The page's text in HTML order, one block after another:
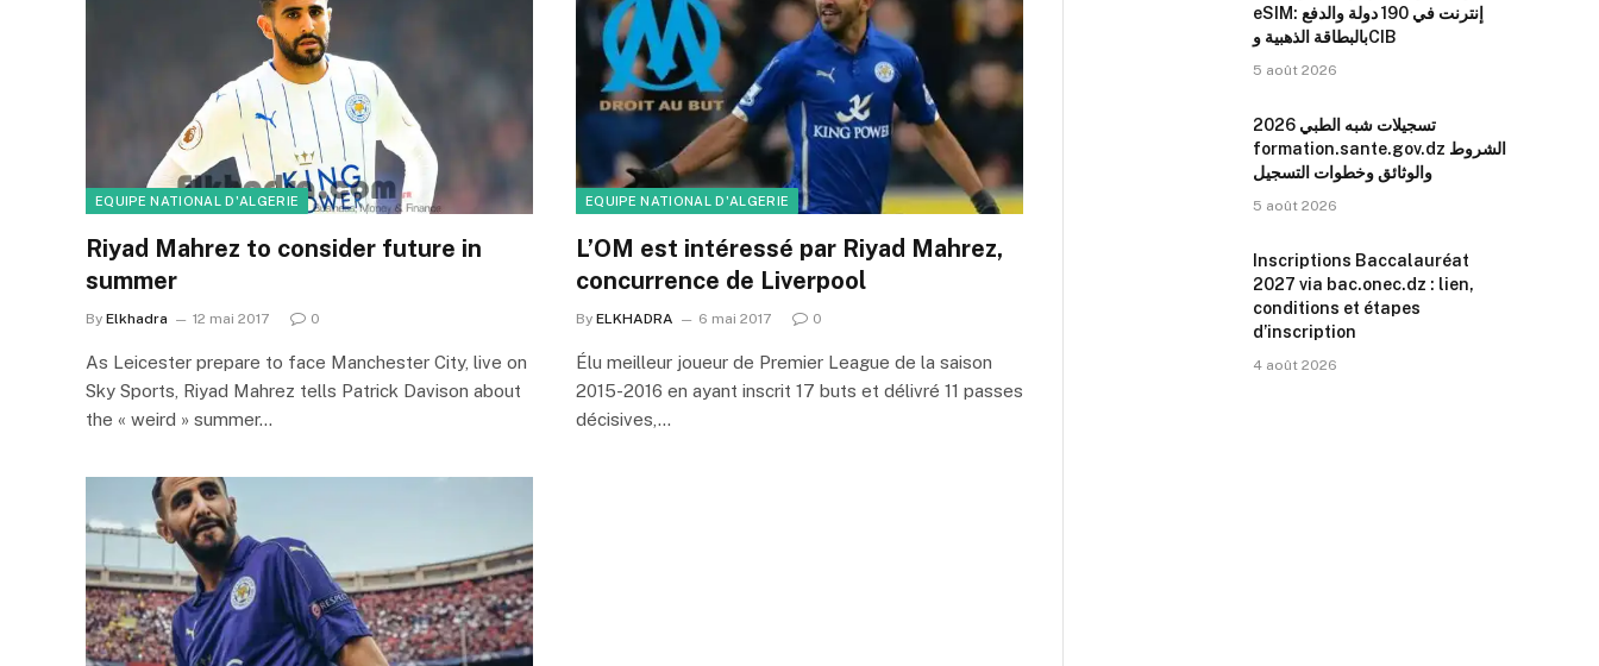
EQUIPE NATIONAL D'ALGERIE
Riyad Mahrez to consider future in
summer
By Elkhadra 12 mai 2017 0
As Leicester prepare to face Manchester City, live on
Sky Sports, Riyad Mahrez tells Patrick Davison about
the « weird » summer…
EQUIPE NATIONAL D'ALGERIE
L’OM est intéressé par Riyad Mahrez,
concurrence de Liverpool
By ELKHADRA 6 mai 2017 0
Élu meilleur joueur de Premier League de la saison
2015-2016 en ayant inscrit 17 buts et délivré 11 passes
décisives,…
eSIM: إنترنت في 190 دولة والدفع
بالبطاقة الذهبية وCIB
5 août 2026
تسجيلات شبه الطبي 2026
formation.sante.gov.dz الشروط
والوثائق وخطوات التسجيل
5 août 2026
Inscriptions Baccalauréat
2027 via bac.onec.dz : lien,
conditions et étapes
d’inscription
4 août 2026